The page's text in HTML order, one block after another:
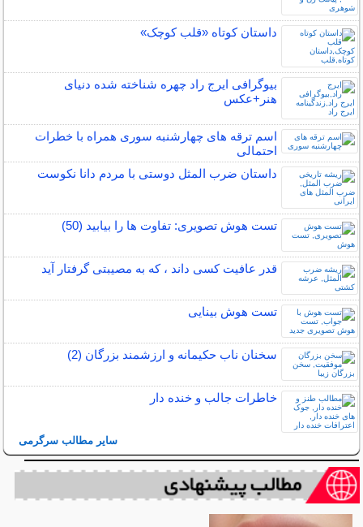
داستان کوتاه «قلب کوچک»
بیوگرافی ایرج راد چهره شناخته شده دنیای
هنر+عکس
اسم ترقه های چهارشنبه سوری همراه با خطرات
احتمالی
داستان ضرب المثل دوستی با مردم دانا نكوست
تست هوش تصویری: تفاوت ها را بیابید (50)
قدر عافیت کسی داند ، که به مصیبتی گرفتار آید
تست هوش بینایی
سخنان ناب حکیمانه و ارزشمند بزرگان (2)
خاطرات جالب و خنده دار
سایر مطالب سرگرمی